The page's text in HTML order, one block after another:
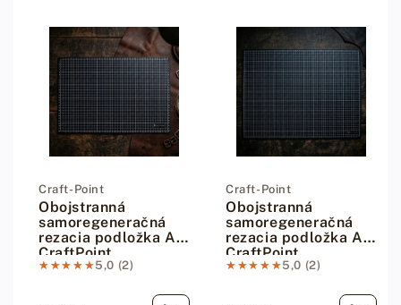
Dodávateľ:
Craft-Point
Obojstranná
samoregeneračná
rezacia podložka A3
CraftPoint
★★★★★
★★★★★5,0 (2)
Dodávateľ:
Craft-Point
Obojstranná
samoregeneračná
rezacia podložka A2
CraftPoint
★★★★★
★★★★★5,0 (2)